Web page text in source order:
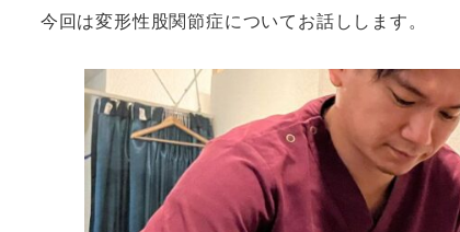
今回は変形性股関節症についてお話しします。